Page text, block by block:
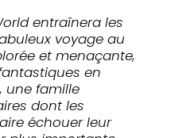
entraînera les
voyage au
et menaçante,
en
une famille
dont les
échouer leur